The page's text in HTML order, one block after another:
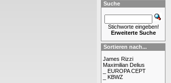
Suche
Stichworte eingeben!
Erweiterte Suche
Sortieren nach...
James Rizzi
Maximilian Delius
_ EUROPA CEPT
_ KBWZ